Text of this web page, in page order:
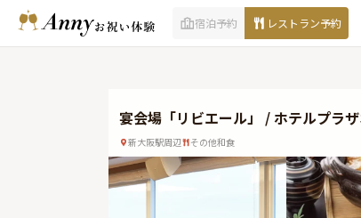
宿泊予約 レストラン予約
宴会場「リビエール」 / ホテルプラ
新大阪駅周辺 その他和食